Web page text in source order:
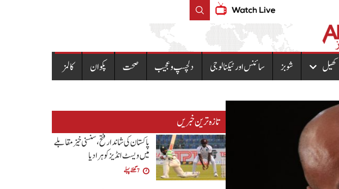
اے ایس آئی کی لڑکی سے مبینہ زیادتی،ایس ایچ او سمیت تھانے کا پورا عملہ معطل
کھیل شوبز سائنس اور ٹیکنالوجی دلچسپ و عجیب صحت پکوان کالمز
تازہ ترین خبریں
پاکستان کی شاندار فتح،سنسنی خیز مقابلے
میں ویسٹ انڈیز کو ہرا دیا
7 گھنٹے پہلے